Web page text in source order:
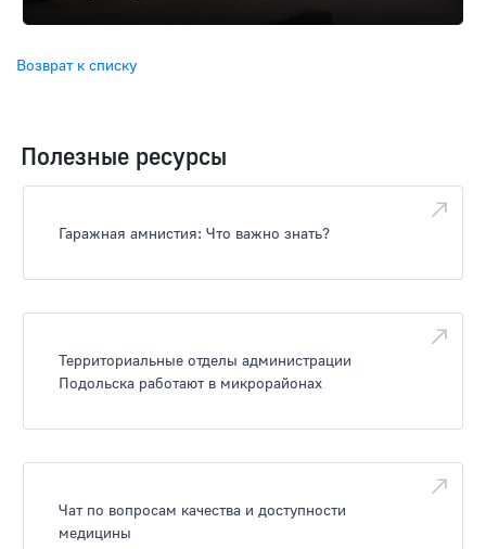
Возврат к списку
Полезные ресурсы
Гаражная амнистия: Что важно знать?
Территориальные отделы администрации
Подольска работают в микрорайонах
Чат по вопросам качества и доступности
медицины